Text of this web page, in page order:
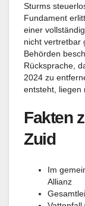
Sturms
Fundament
einer
nicht vertretbar
Behörden
Rücksprache,
2024 zu
entsteht, liegen
Fakten
Zuid
Im
Allianz